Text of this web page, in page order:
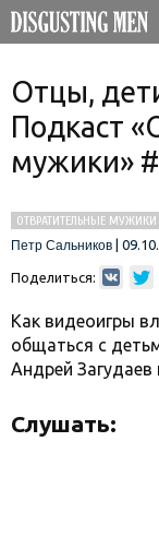
Отцы,
Подкаст
мужики»
ОТВРАТИТЕЛЬНЫЕ МУЖИКИ
Петр Сальников
Поделиться:
Как видеоигры
общаться с
Андрей Загудаев
Слушать: